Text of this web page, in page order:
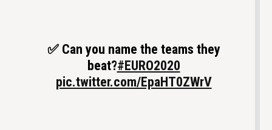
✅ Can you name the teams they
beat?#EURO2020
pic.twitter.com/EpaHT0ZWrV